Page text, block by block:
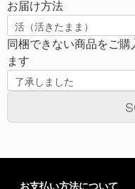
お届け方法
同梱できない商品をご
ます
お支払い方法について